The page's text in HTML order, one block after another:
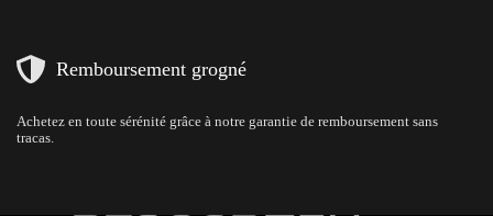
Remboursement grogné
Achetez en toute sérénité grâce à notre garantie de remboursement sans
tracas.